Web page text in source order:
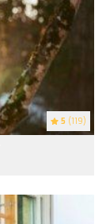
5 (119)